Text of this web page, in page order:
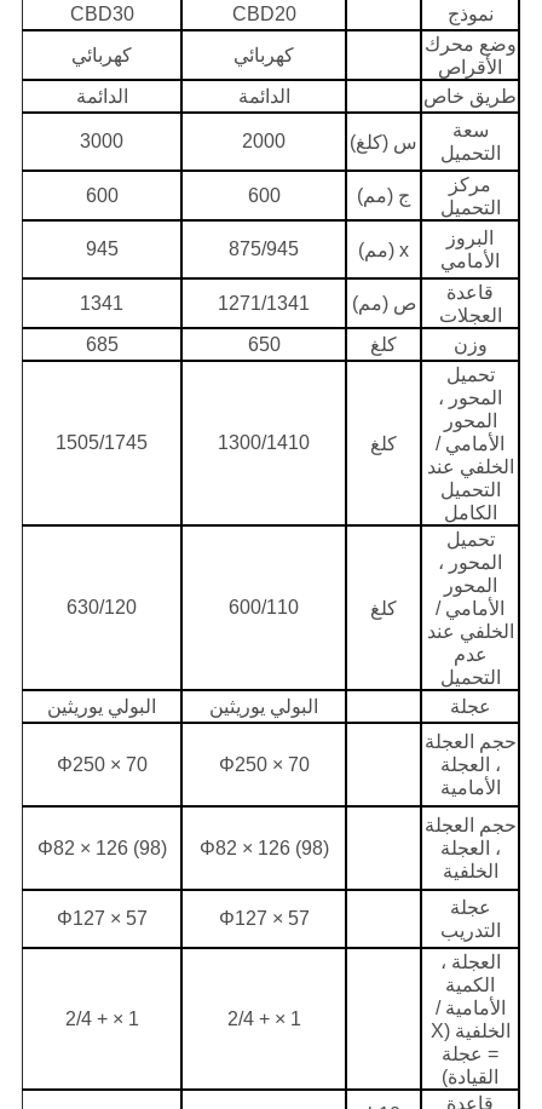
نموذج CBD20
CBD30
وضع محرك
الأقراص
كهربائي
كهربائي
طريق خاص
الدائمة
الدائمة
سعة
التحميل
س (كلغ) 2000
3000
مركز
التحميل
ج (مم) 600
600
البروز
الأمامي
x (مم) 875/945
945
قاعدة
العجلات
ص (مم) 1271/1341
1341
وزن
كلغ 650
685
تحميل
المحور ،
المحور
الأمامي /
الخلفي عند
التحميل
الكامل
كلغ 1300/1410
1505/1745
تحميل
المحور ،
المحور
الأمامي /
الخلفي عند
عدم
التحميل
كلغ 600/110
630/120
عجلة البولي يوريثين
البولي يوريثين
حجم العجلة
، العجلة
الأمامية
Φ250 × 70
Φ250 × 70
حجم العجلة
، العجلة
الخلفية
Φ82 × 126 (98)
Φ82 × 126 (98)
عجلة
التدريب
Φ127 × 57
Φ127 × 57
العجلة ،
الكمية
الأمامية /
الخلفية (X
= عجلة
القيادة)
1 × + 2/4
1 × + 2/4
قاعدة